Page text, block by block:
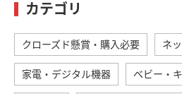
カテゴリ
クローズド懸賞・購入必要 ネ
家電・デジタル機器 ベビー・